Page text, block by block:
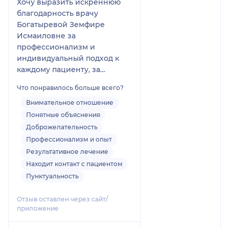
Хочу выразить искреннюю
благодарность врачу
Богатыревой Земфире
Исмаиловне за
профессионализм и
индивидуальный подход к
каждому пациенту, за
отношение.
Обратилась с проблемой
ожирения, инсулин
резистентности. Благодаря
рекомендация Земфиры
Исмаиловны и чёткому
подходу, моё состояние
Теперь я с полной
порекомендовать ее как
Что понравилось больше всего?
Внимательное отношение
Понятные объяснения
Доброжелательность
Профессионализм и опыт
Результативное лечение
Находит контакт с пациентом
Пунктуальность
Отзыв оставлен через сайт/
приложение